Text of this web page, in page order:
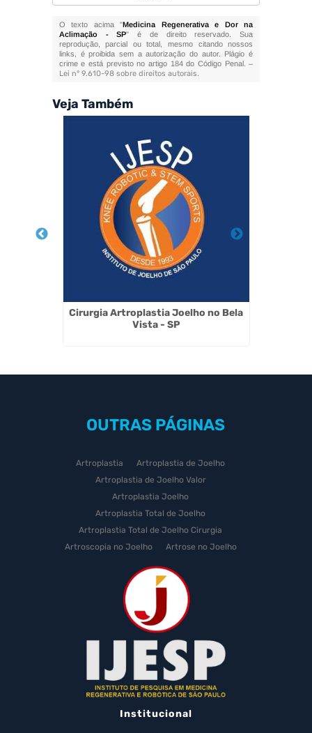
O texto acima "Medicina Regenerativa e Dor na
Aclimação - SP" é de direito reservado. Sua
reprodução, parcial ou total, mesmo citando nossos
links, é proibida sem a autorização do autor. Plágio é
crime e está previsto no artigo 184 do Código Penal. –
Lei n° 9.610-98 sobre direitos autorais.
Veja Também
Cirurgia Artroplastia Joelho no Bela
Vista - SP
OUTRAS PÁGINAS
Artroplastia
Artroplastia de Joelho
Artroplastia de Joelho Valor
Artroplastia Joelho
Artroplastia Total de Joelho
Artroplastia Total de Joelho Cirurgia
Artroscopia no Joelho
Artrose no Joelho
Artrose no Joelho Cirurgia
Artrose no Joelho Tratamento
Celulas Tronco Joelho
Celula Tronco Esporte
Cirurgia Artroplastia de Joelho
Cirurgia Artroplastia Joelho
Cirurgia Artrose Joelho Preço
Cirurgia de Artroscopia no Joelho
Cirurgia de Cartilagem do Joelho
Cirurgia de Joelho com Prótese
Institucional